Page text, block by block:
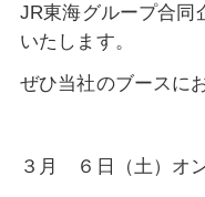
JR東海グループ合同
いたします。
ぜひ当社のブースに
３月 ６日（土）オ